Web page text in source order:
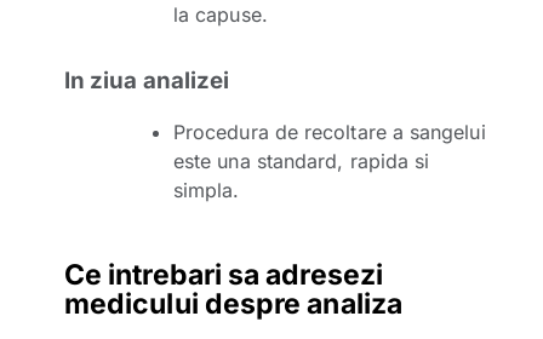
la capuse.
In ziua analizei
Procedura de recoltare a sangelui
este una standard, rapida si
simpla.
Ce intrebari sa adresezi
medicului despre analiza